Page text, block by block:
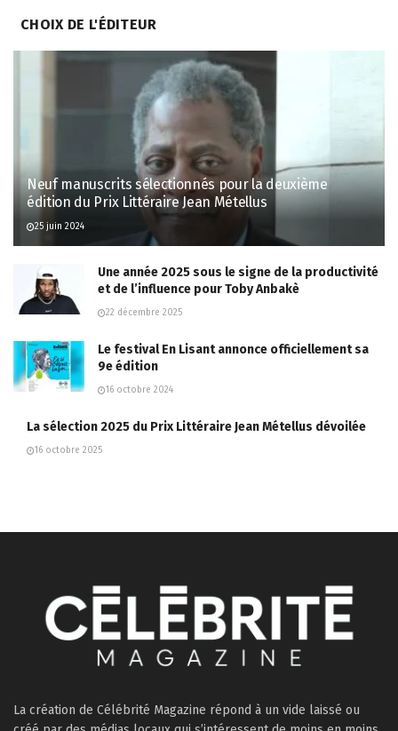
CHOIX DE L'ÉDITEUR
Neuf manuscrits sélectionnés pour la deuxième
édition du Prix Littéraire Jean Métellus
25 juin 2024
Une année 2025 sous le signe de la productivité
et de l’influence pour Toby Anbakè
22 décembre 2025
Le festival En Lisant annonce officiellement sa
9e édition
16 octobre 2024
La sélection 2025 du Prix Littéraire Jean Métellus dévoilée
16 octobre 2025
La création de Célébrité Magazine répond à un vide laissé ou